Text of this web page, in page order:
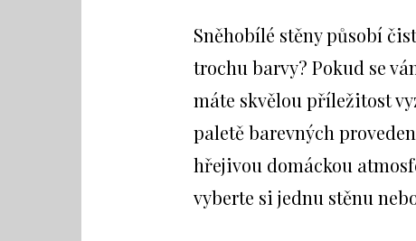
Sněhobílé stěny působí
trochu barvy? Pokud se
máte skvělou příležitost
paletě barevných
hřejivou domáckou
vyberte si jednu stěnu